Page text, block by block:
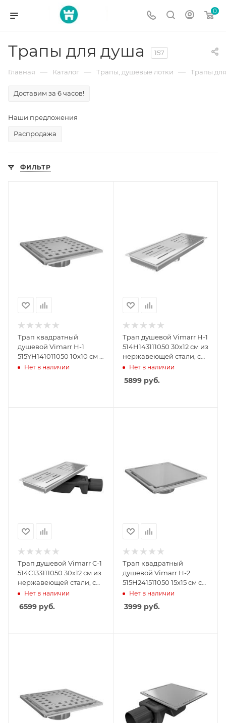
0
Трапы для душа 157
Главная — Каталог — Трапы, душевые лотки — Трапы
Доставим за 6 часов!
Наши предложения
Распродажа
ФИЛЬТР
Трап квадратный
душевой Vimarr H-1
515YH141011050 10х10 см с
рамкой из
Нет в наличии
Трап душевой Vimarr H-1
514H143111050 30х12 см из
нержавеющей стали, с
вертикальным выходом
D50 мм, решетка хром
Нет в наличии
5899руб.
Трап душевой Vimarr C-1
514C133111050 30х12 см из
нержавеющей стали, с
горизонтальным
выходом D50 мм,
решетка хром
Нет в наличии
6599 руб.
Трап квадратный
душевой Vimarr H-2
515H241511050 15х15 см с
рамкой из
нержавеющей стали, с
вертикальным выходом
Нет в наличии
3999руб.